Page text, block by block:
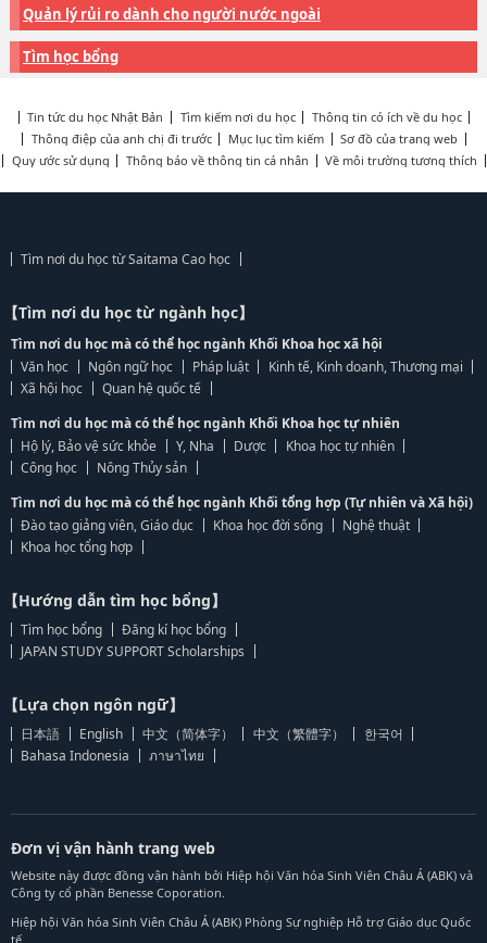
Quản lý rủi ro dành cho người nước ngoài
Tìm học bổng
Tin tức du học Nhật Bản Tìm kiếm nơi du học
Thông tin có ích về du học
Thông điệp của anh chị đi trước
Mục lục tìm kiếm
Sơ đồ của trang web
Quy ước sử dụng
Thông báo về thông tin cá nhân Về môi trường tương thích
Tìm nơi du học từ Saitama Cao học
【Tìm nơi du học từ ngành học】
Tìm nơi du học mà có thể học ngành Khối Khoa học xã hội
Văn học
Ngôn ngữ học Pháp luật
Kinh tế, Kinh doanh, Thương mại
Xã hội học
Quan hệ quốc tế
Tìm nơi du học mà có thể học ngành Khối Khoa học tự nhiên
Hộ lý, Bảo vệ sức khỏe
Y, Nha Dược
Khoa học tự nhiên
Công học
Nông Thủy sản
Tìm nơi du học mà có thể học ngành Khối tổng hợp (Tự nhiên và Xã hội)
Đào tạo giảng viên, Giáo dục
Khoa học đời sống
Nghệ thuật
Khoa học tổng hợp
【Hướng dẫn tìm học bổng】
Tìm học bổng
Đăng kí học bổng
JAPAN STUDY SUPPORT Scholarships
【Lựa chọn ngôn ngữ】
日本語 English 中文（简体字） 中文（繁體字）
한국어
Bahasa Indonesia
ภาษาไทย
Đơn vị vận hành trang web
Website này được đồng vận hành bởi Hiệp hội Văn hóa Sinh Viên Châu Á (ABK) và
Công ty cổ phần Benesse Coporation.
Hiệp hội Văn hóa Sinh Viên Châu Á (ABK) Phòng Sự nghiệp Hỗ trợ Giáo dục Quốc
tế